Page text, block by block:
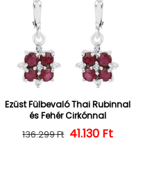
Ezüst Fülbevaló Thai Rubinnal
és Fehér Cirkónnal
Normál ár
136.299 Ft 41.130 Ft